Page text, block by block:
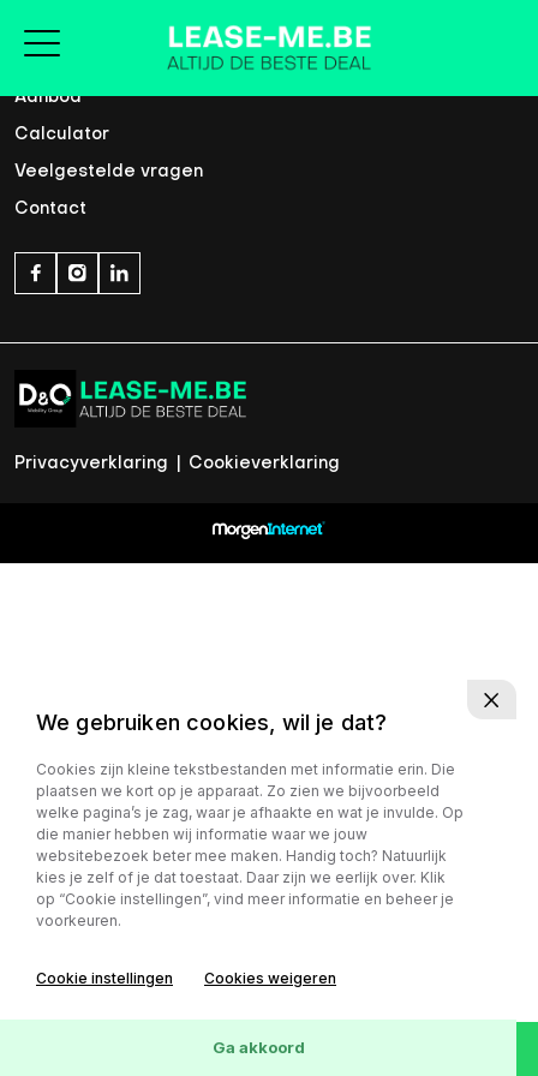
Home
Aanbod
Calculator
Veelgestelde vragen
Contact
Privacyverklaring Cookieverklaring
We gebruiken cookies, wil je dat?
Cookies zijn kleine tekstbestanden met informatie erin. Die
plaatsen we kort op je apparaat. Zo zien we bijvoorbeeld
welke pagina’s je zag, waar je afhaakte en wat je invulde. Op
die manier hebben wij informatie waar we jouw
websitebezoek beter mee maken. Handig toch? Natuurlijk
kies je zelf of je dat toestaat. Daar zijn we eerlijk over. Klik
op “Cookie instellingen”, vind meer informatie en beheer je
voorkeuren.
Cookie instellingen Cookies weigeren
Ga akkoord